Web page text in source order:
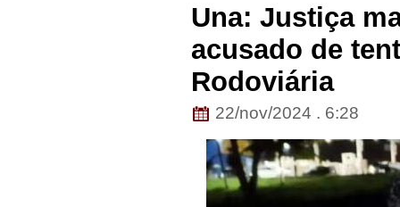
Una: Justiça
acusado de
Rodoviária
22/nov/2024 . 6:28